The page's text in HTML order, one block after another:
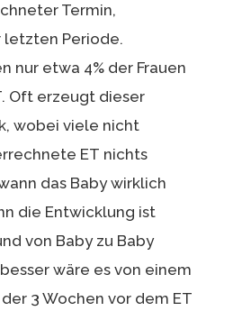
Termin,
letzten Periode.
nur etwa 4% der Frauen
Oft erzeugt dieser
wobei viele nicht
ET nichts
das Baby wirklich
die Entwicklung ist
von Baby zu Baby
wäre es von einem
3 Wochen vor dem ET